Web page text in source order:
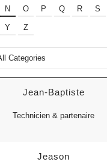
N O P Q R S
Y Z
Jean-Baptiste
Technicien & partenaire
Jeason